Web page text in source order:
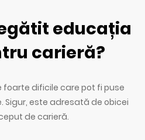
educația
carieră?
foarte dificile care pot fi puse
Sigur, este adresată de obicei
de carieră.